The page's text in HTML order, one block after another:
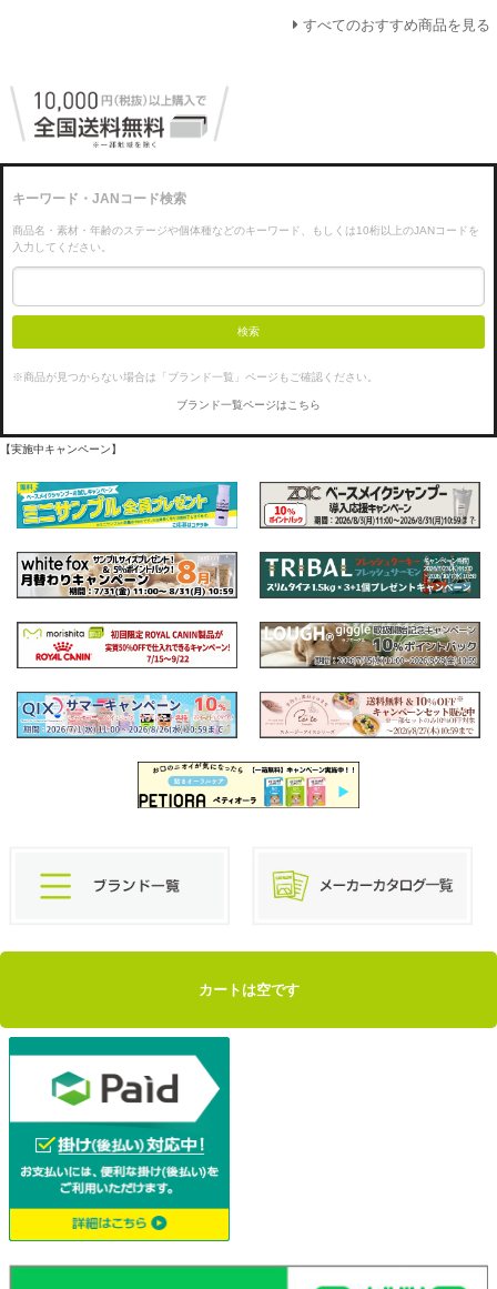
すべてのおすすめ商品を見る
キーワード・JANコード検索
商品名・素材・年齢のステージや個体種などのキーワード、もしくは10桁以上のJANコードを
入力してください。
検索
※商品が見つからない場合は「ブランド一覧」ページもご確認ください。
ブランド一覧ページはこちら
【実施中キャンペーン】
カートは空です